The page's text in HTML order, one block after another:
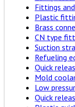
Fittings
Plastic
Brass
CN type
Suction
Refueling
Quick
Mold
Low
Quick